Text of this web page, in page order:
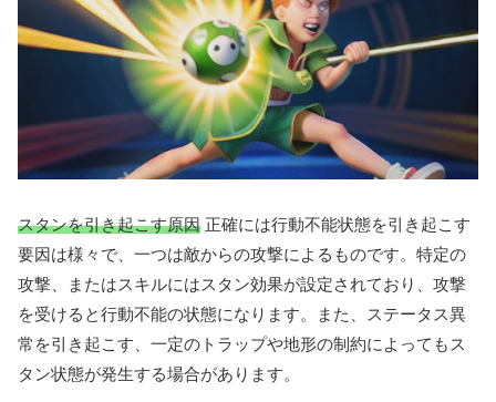
スタンを引き起こす原因 正確には行動不能状態を引き起こす
要因は様々で、一つは敵からの攻撃によるものです。特定の
攻撃、またはスキルにはスタン効果が設定されており、攻撃
を受けると行動不能の状態になります。また、ステータス異
常を引き起こす、一定のトラップや地形の制約によってもス
タン状態が発生する場合があります。